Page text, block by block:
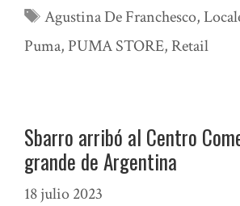
Etiquetas
Agustina De Franchesco,
Puma, PUMA STORE, Retail
Sbarro arribó al Centro
grande de Argentina
18 julio 2023